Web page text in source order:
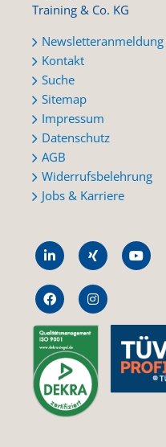
Training & Co. KG
Newsletteranmeldung
Kontakt
Suche
Sitemap
Impressum
Datenschutz
AGB
Widerrufsbelehrung
Jobs & Karriere